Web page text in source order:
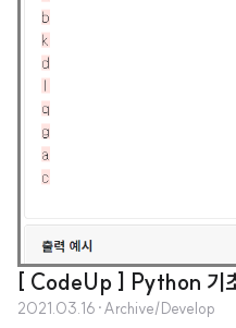
[ CodeUp ] Python 기
2021.03.16 ·Archive/Develop